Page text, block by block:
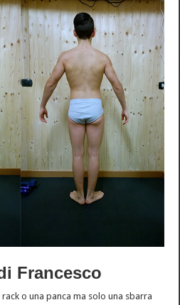
Francesco
o una panca ma solo una sbarra